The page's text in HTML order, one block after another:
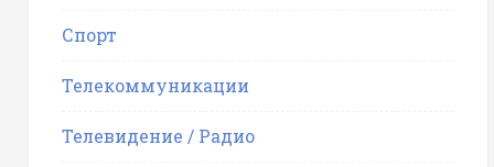
Спорт
Телекоммуникации
Телевидение / Радио